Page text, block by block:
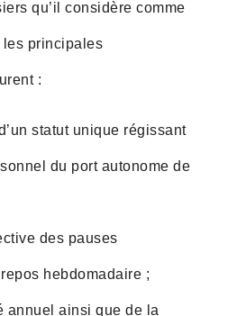
qu’il considère comme
les principales
:
statut unique régissant
du port autonome de
des pauses
hebdomadaire ;
annuel ainsi que de la